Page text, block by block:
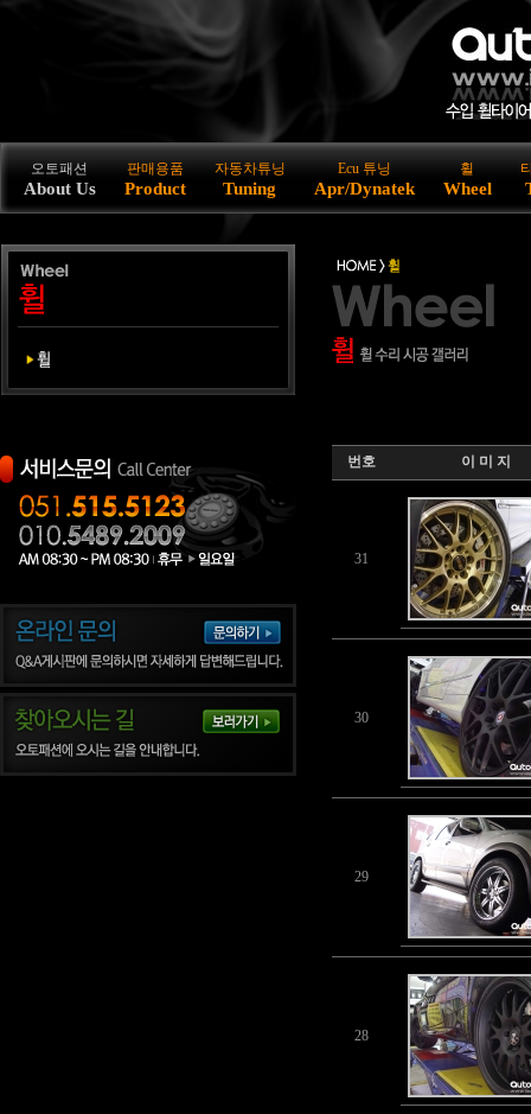
오토패션
About Us
판매용품
Product
자동차튜닝
Tuning
Ecu 튜닝
Apr/Dynatek
휠
Wheel
번호 이 미 지
31
30
29
28